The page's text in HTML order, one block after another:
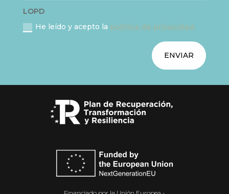
LOPD
He leído y acepto la política de privacidad.
ENVIAR